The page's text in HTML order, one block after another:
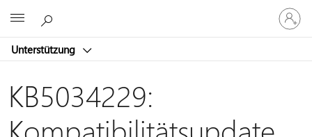
Unterstützung
Bei
Ihrem
Konto
KB5034229: